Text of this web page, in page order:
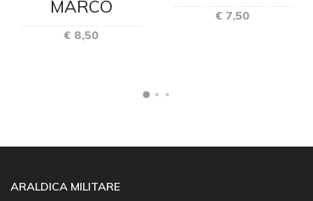
MARCO
€ 8,50
€ 7,50
ARALDICA MILITARE